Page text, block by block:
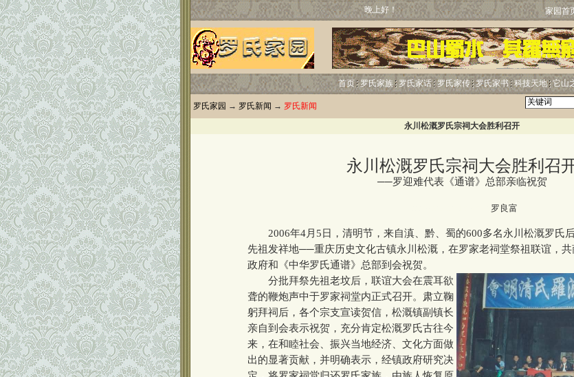
晚上好！ 家园首
首页 罗氏家族 罗氏家话 罗氏家传 罗氏家书 科技天地 它山
罗氏家园 → 罗氏新闻 → 罗氏新闻
永川松溉罗氏宗祠大会胜利召开
永川松溉罗氏宗祠大会胜利召
──罗迎难代表《通谱》总部亲临祝贺
罗良富
2006年4月5日，清明节，来自滇、黔、蜀的600多名永川松溉罗氏
先祖发祥地──重庆历史文化古镇永川松溉，在罗家老祠堂祭祖联谊，
政府和《中华罗氏通谱》总部到会祝贺。
分批拜祭先祖老坟后，联谊大会在震耳欲
聋的鞭炮声中于罗家祠堂内正式召开。肃立鞠
躬拜祠后，各个宗支宣读贺信，松溉镇副镇长
亲自到会表示祝贺，充分肯定松溉罗氏古往今
来，在和睦社会、振兴当地经济、文化方面做
出的显著贡献，并明确表示，经镇政府研究决